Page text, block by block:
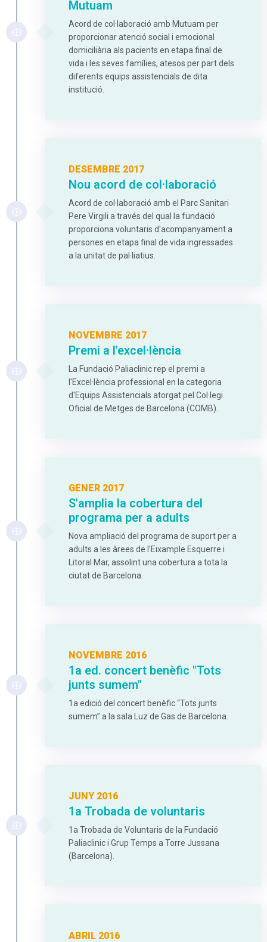
Mutuam
Acord de col·laboració amb Mutuam per
proporcionar atenció social i emocional
domiciliària als pacients en etapa final de
vida i les seves famílies, atesos per part dels
diferents equips assistencials de dita
institució.
DESEMBRE 2017
Nou acord de col·laboració
Acord de col·laboració amb el Parc Sanitari
Pere Virgili a través del qual la fundació
proporciona voluntaris d'acompanyament a
persones en etapa final de vida ingressades
a la unitat de pal·liatius.
NOVEMBRE 2017
Premi a l'excel·lència
La Fundació Paliaclinic rep el premi a
l'Excel·lència professional en la categoria
d'Equips Assistencials atorgat pel Col·legi
Oficial de Metges de Barcelona (COMB).
GENER 2017
S'amplia la cobertura del
programa per a adults
Nova ampliació del programa de suport per a
adults a les àrees de l'Eixample Esquerre i
Litoral Mar, assolint una cobertura a tota la
ciutat de Barcelona.
NOVEMBRE 2016
1a ed. concert benèfic "Tots
junts sumem"
1a edició del concert benèfic “Tots junts
sumem” a la sala Luz de Gas de Barcelona.
JUNY 2016
1a Trobada de voluntaris
1a Trobada de Voluntaris de la Fundació
Paliaclinic i Grup Temps a Torre Jussana
(Barcelona).
ABRIL 2016